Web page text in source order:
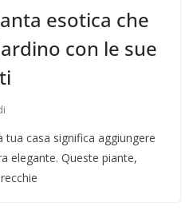
esotica che
con le sue
tua casa significa aggiungere
elegante. Queste piante,